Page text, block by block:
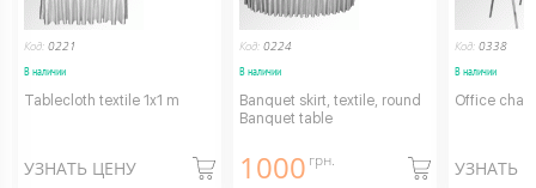
Код: 0221
В наличии
Tablecloth textile 1x1 m
УЗНАТЬ ЦЕНУ
Код: 0224
В наличии
Banquet skirt, textile, round
Banquet table
1000 грн.
Код: 0338
В наличии
Office chair
УЗНАТЬ